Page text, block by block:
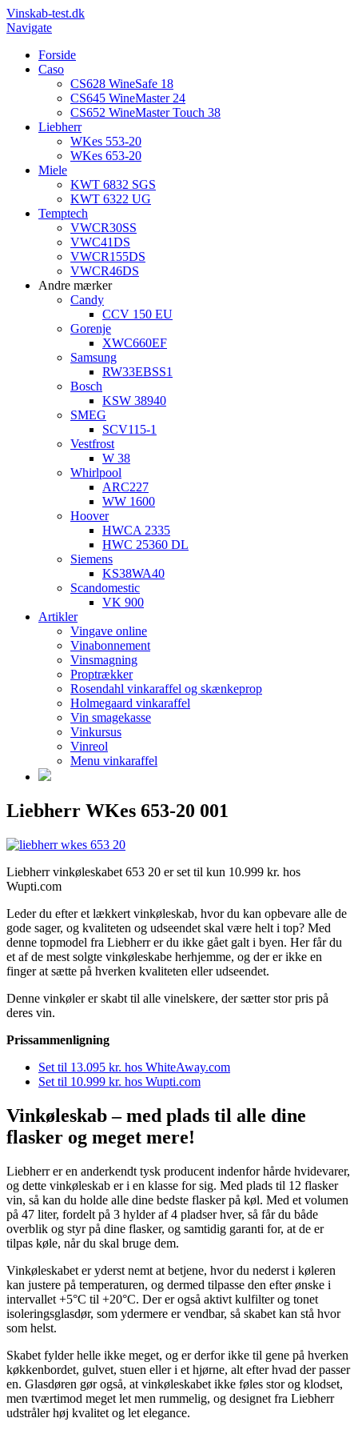
Vinskab-test.dk
Navigate
Forside
Caso
CS628 WineSafe 18
CS645 WineMaster 24
CS652 WineMaster Touch 38
Liebherr
WKes 553-20
WKes 653-20
Miele
KWT 6832 SGS
KWT 6322 UG
Temptech
VWCR30SS
VWC41DS
VWCR155DS
VWCR46DS
Andre mærker
Candy
CCV 150 EU
Gorenje
XWC660EF
Samsung
RW33EBSS1
Bosch
KSW 38940
SMEG
SCV115-1
Vestfrost
W 38
Whirlpool
ARC227
WW 1600
Hoover
HWCA 2335
HWC 25360 DL
Siemens
KS38WA40
Scandomestic
VK 900
Artikler
Vingave online
Vinabonnement
Vinsmagning
Proptrækker
Rosendahl vinkaraffel og skænkeprop
Holmegaard vinkaraffel
Vin smagekasse
Vinkursus
Vinreol
Menu vinkaraffel
Liebherr WKes 653-20 001
Liebherr vinkøleskabet 653 20 er set til kun 10.999 kr. hos
Wupti.com
Leder du efter et lækkert vinkøleskab, hvor du kan opbevare alle de
gode sager, og kvaliteten og udseendet skal være helt i top? Med
denne topmodel fra Liebherr er du ikke gået galt i byen. Her får du
et af de mest solgte vinkøleskabe herhjemme, og der er ikke en
finger at sætte på hverken kvaliteten eller udseendet.
Denne vinkøler er skabt til alle vinelskere, der sætter stor pris på
deres vin.
Prissammenligning
Set til 13.095 kr. hos WhiteAway.com
Set til 10.999 kr. hos Wupti.com
Vinkøleskab – med plads til alle dine
flasker og meget mere!
Liebherr er en anderkendt tysk producent indenfor hårde hvidevarer,
og dette vinkøleskab er i en klasse for sig. Med plads til 12 flasker
vin, så kan du holde alle dine bedste flasker på køl. Med et volumen
på 47 liter, fordelt på 3 hylder af 4 pladser hver, så får du både
overblik og styr på dine flasker, og samtidig garanti for, at de er
tilpas køle, når du skal bruge dem.
Vinkøleskabet er yderst nemt at betjene, hvor du nederst i køleren
kan justere på temperaturen, og dermed tilpasse den efter ønske i
intervallet +5°C til +20°C. Der er også aktivt kulfilter og tonet
isoleringsglasdør, som ydermere er vendbar, så skabet kan stå hvor
som helst.
Skabet fylder helle ikke meget, og er derfor ikke til gene på hverken
køkkenbordet, gulvet, stuen eller i et hjørne, alt efter hvad der passer
en. Glasdøren gør også, at vinkøleskabet ikke føles stor og klodset,
men tværtimod meget let men rummelig, og designet fra Liebherr
udstråler høj kvalitet og let elegance.